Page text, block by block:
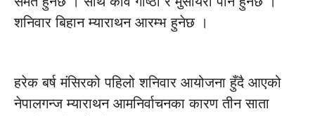
शनिवार बिहान म्याराथन आरम्भ हुनेछ ।
हरेक बर्ष मंसिरको पहिलो शनिवार आयोजना हुँदै आएको
नेपालगन्ज म्याराथन आमनिर्वाचनका कारण तीन साता